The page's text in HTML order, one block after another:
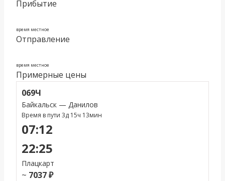
Прибытие
время местное
Отправление
время местное
Примерные цены
069Ч
Байкальск — Данилов
Время в пути 3д 15ч 13мин
07:12
22:25
Плацкарт
~ 7037 ₽